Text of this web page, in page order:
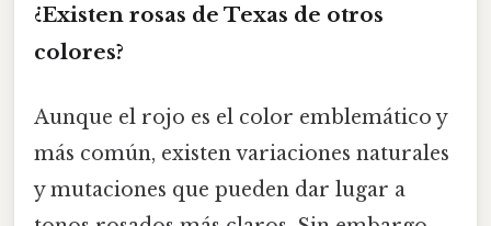
¿Existen rosas de Texas de otros
colores?
Aunque el rojo es el color emblemático y
más común, existen variaciones naturales
y mutaciones que pueden dar lugar a